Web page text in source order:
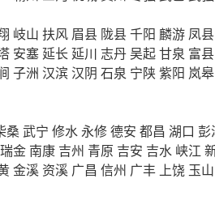
岐山 扶风 眉县 陇县千阳 麟游 凤县
安塞延长 延川 志丹吴起甘泉 富县
子洲 汉滨汉阴 石泉 宁陕紫阳 岚皋
桑武宁 修水 永修德安 都昌 湖口 彭
瑞金 南康 吉州 青原 吉安 吉水 峡江
金溪 资溪 广昌 信州 广丰 上饶 玉山